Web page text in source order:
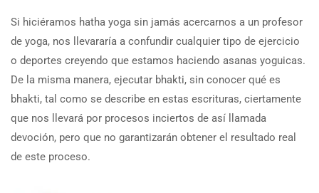
Si hiciéramos hatha yoga sin jamás acercarnos a un profesor
de yoga, nos llevararía a confundir cualquier tipo de ejercicio
o deportes creyendo que estamos haciendo asanas yoguicas.
De la misma manera, ejecutar bhakti, sin conocer qué es
bhakti, tal como se describe en estas escrituras, ciertamente
que nos llevará por procesos inciertos de así llamada
devoción, pero que no garantizarán obtener el resultado real
de este proceso.